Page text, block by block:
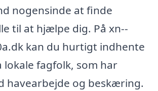
nogensinde at finde
til at hjælpe dig. På xn--
kan du hurtigt indhente
fagfolk, som har
havearbejde og beskæring.